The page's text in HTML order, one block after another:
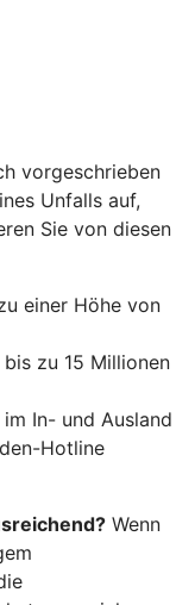
vorgeschrieben
Unfalls auf,
Sie von diesen
einer Höhe von
zu 15 Millionen
In- und Ausland
Hotline
Wenn